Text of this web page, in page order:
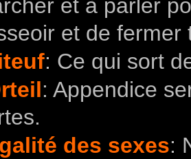
et à parler
et de fermer
: Ce qui sort
: Appendice
des sexes: